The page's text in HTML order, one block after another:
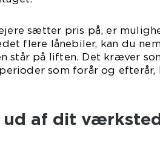
sætter pris på, er
flere lånebiler, kan du
står på liften. Det kræver
som forår og efterår,
ud af dit